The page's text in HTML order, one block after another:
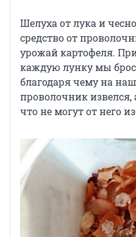
Шелуха от лука и
средство от
урожай картофеля.
каждую лунку мы
благодаря чему на
проволочник извелся,
что не могут от него